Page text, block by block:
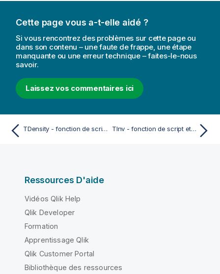
Cette page vous a-t-elle aidé ?
Si vous rencontrez des problèmes sur cette page ou
dans son contenu – une faute de frappe, une étape
manquante ou une erreur technique – faites-le-nous
savoir.
Laissez vos commentaires ici
TDensity - fonction de script et fonction de graphique TInv - fonction de script et fonction de graphique
Ressources D'aide
Vidéos Qlik Help
Qlik Developer
Formation
Apprentissage Qlik
Qlik Customer Portal
Bibliothèque des ressources